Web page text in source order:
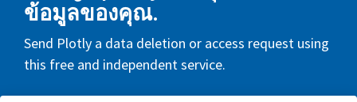
ข้อมูลของคุณ.
Send Plotly a data deletion or access request using
this free and independent service.